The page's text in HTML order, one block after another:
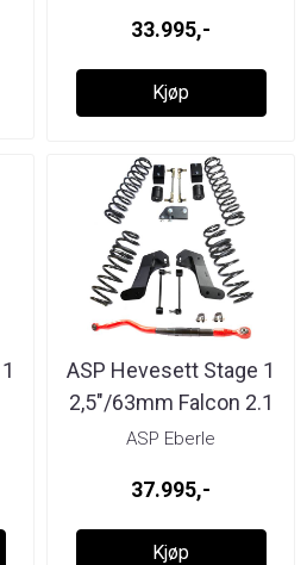
33.995,-
Kjøp
ASP Hevesett Stage 1
2,5"/63mm Falcon 2.1
...
ASP Eberle
37.995,-
Kjøp